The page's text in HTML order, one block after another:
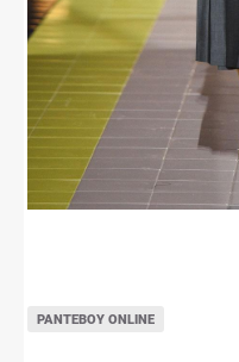
ΡΑΝΤΕΒΟΎ ONLINE